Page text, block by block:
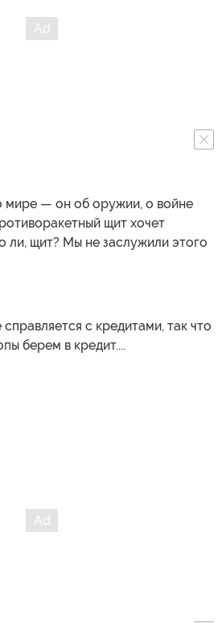
мире — он об оружии, о войне
щит хочет
ли, щит? Мы не заслужили этого
с кредитами, так что
берем в кредит....